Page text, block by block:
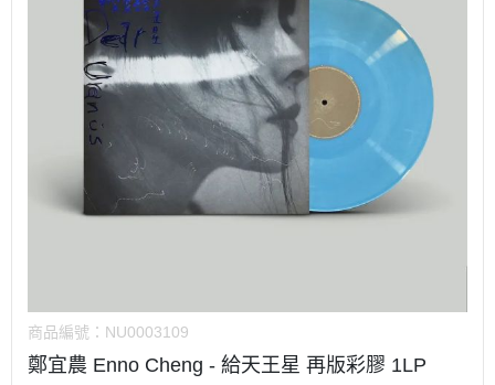
商品編號： NU0003109
鄭宜農 Enno Cheng - 給天王星 再版彩膠 1LP